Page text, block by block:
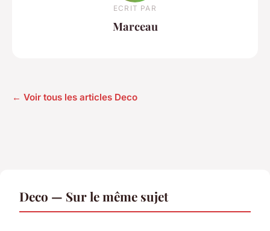
ECRIT PAR
Marceau
← Voir tous les articles Deco
Deco — Sur le même sujet